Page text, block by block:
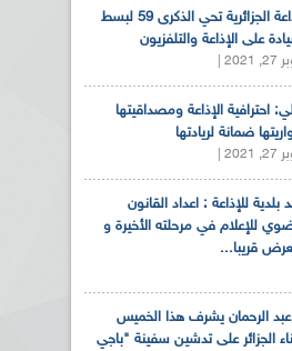
الإذاعة الجزائرية تحي الذكرى 59 لبسط
على الإذاعة والتلفزيون
|
احترافية الإذاعة ومصداقيتها
ضمانة لريادتها
|
بلدية للإذاعة : اعداد القانون
للإعلام في مرحلته الأخيرة و
قريبا...
الرحمان يشرف هذا الخميس
الجزائر على تدشين سفينة "باجي